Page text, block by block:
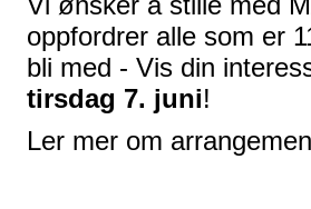
oppfordrer alle som er
bli med - Vis din
tirsdag 7. juni!
Ler mer om